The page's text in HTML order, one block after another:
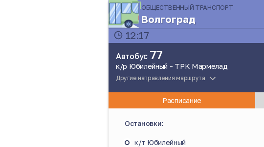
ОБЩЕСТВЕННЫЙ ТРАНСПОРТ
Волгоград
12:17
Автобус 77
к/р Юбилейный - ТРК Мармелад
Другие направления маршрута
Расписание
Остановки:
к/т Юбилейный